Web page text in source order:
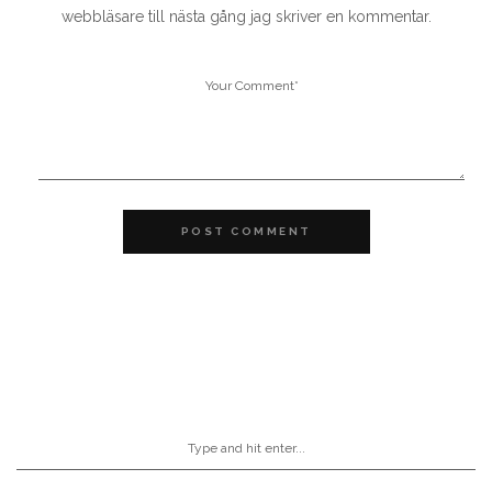
webbläsare till nästa gång jag skriver en kommentar.
POST COMMENT